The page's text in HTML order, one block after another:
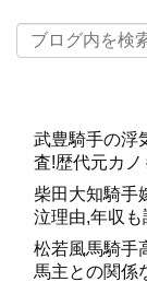
武豊騎手の浮
査!歴代元カノ
柴田大知騎手
泣理由,年収も
松若風馬騎手
馬主との関係